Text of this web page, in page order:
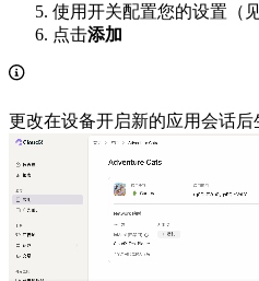
使用开关配置您的设置（见
点击添加
更改在设备开启新的应用会话后